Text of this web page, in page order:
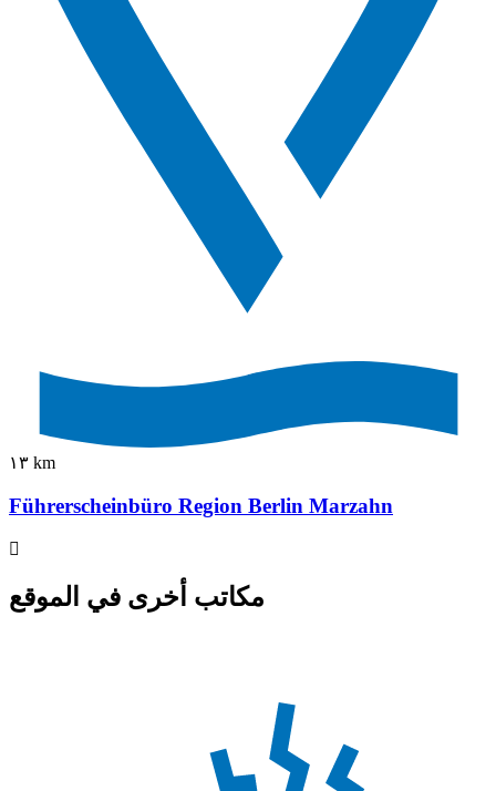
١٣ km
Führerscheinbüro Region Berlin Marzahn
مكاتب أخرى في الموقع